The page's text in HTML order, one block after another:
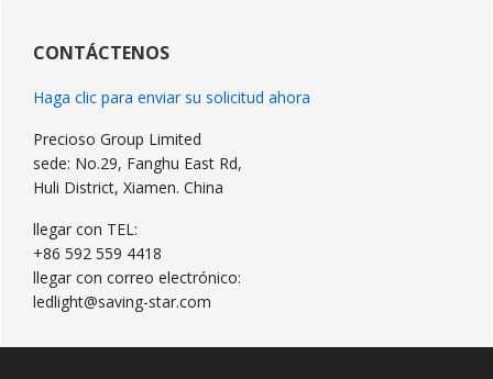
lateral
primaria
CONTÁCTENOS
Haga clic para enviar su solicitud ahora
Precioso Group Limited
sede: No.29, Fanghu East Rd,
Huli District, Xiamen. China
llegar con TEL:
+86 592 559 4418
llegar con correo electrónico:
ledlight@saving-star.com